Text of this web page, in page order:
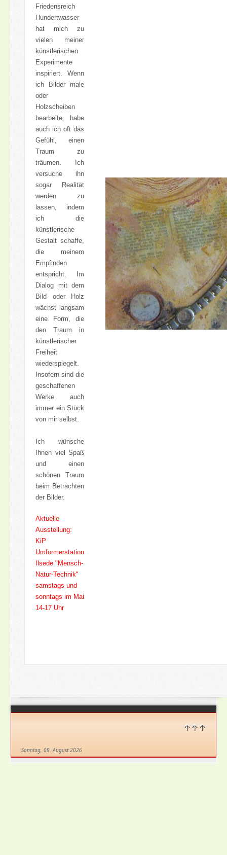
↑↑↑
Sonntag, 09. August 2026
Friedensreich
Hundertwasser
hat mich zu
vielen meiner
künstlerischen
Experimente
inspiriert. Wenn
ich Bilder male
oder
Holzscheiben
bearbeite, habe
auch ich oft das
Gefühl, einen
Traum zu
träumen. Ich
versuche ihn
sogar Realität
werden zu
lassen, indem
ich die
künstlerische
Gestalt schaffe,
die meinem
Empfinden
entspricht. Im
Dialog mit dem
Bild oder Holz
wächst langsam
eine Form, die
den Traum in
künstlerischer
Freiheit
wiederspiegelt.
Insofern sind die
geschaffenen
Werke auch
immer ein Stück
von mir selbst.
Ich wünsche
Ihnen viel Spaß
und einen
schönen Traum
beim Betrachten
der Bilder.
Aktuelle
Ausstellung:
KiP
Umformerstation
Ilsede "Mensch-
Natur-Technik"
samstags und
sonntags im Mai
14-17 Uhr